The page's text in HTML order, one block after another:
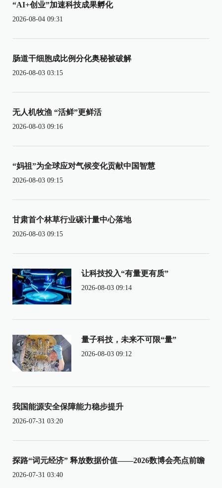
“AI+创业”加速科技成果孵化
2026-08-04 09:31
肠道干细胞成比例分化奥秘被破解
2026-08-03 03:15
无人机牧渔 “活鲜”更鲜活
2026-08-03 09:16
“妈祖”为全球应对气候变化贡献中国智慧
2026-08-03 09:15
甘肃首个林草行业碳计量中心落地
2026-08-03 09:15
让科技投入“有量更有质”
2026-08-03 09:14
量子科技，未来不可限“量”
2026-08-03 09:12
我国能源安全保障能力稳步提升
2026-07-31 03:20
探路“词元经济” 释放数据价值——2026数博会亮点前瞻
2026-07-31 03:40